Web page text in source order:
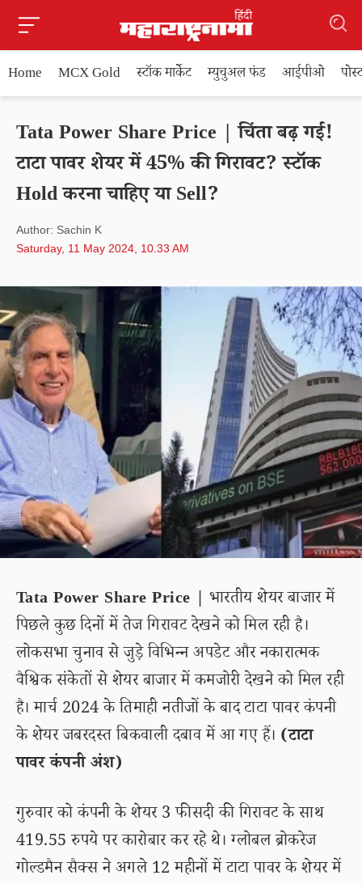
Home MCX Gold स्टॉक मार्केट म्युचुअल फंड आईपीओ
Tata Power Share Price | चिंता बढ़ गई!
टाटा पावर शेयर में 45% की गिरावट? स्टॉक
Hold करना चाहिए या Sell?
Author: Sachin K
Saturday, 11 May 2024, 10.33 AM
Tata Power Share Price | भारतीय शेयर बाजार में
पिछले कुछ दिनों में तेज गिरावट देखने को मिल रही है।
लोकसभा चुनाव से जुड़े विभिन्न अपडेट और नकारात्मक
वैश्विक संकेतों से शेयर बाजार में कमजोरी देखने को मिल रही
है। मार्च 2024 के तिमाही नतीजों के बाद टाटा पावर कंपनी
के शेयर जबरदस्त बिकवाली दबाव में आ गए हैं। (टाटा
पावर कंपनी अंश)
गुरुवार को कंपनी के शेयर 3 फीसदी की गिरावट के साथ
419.55 रुपये पर कारोबार कर रहे थे। ग्लोबल ब्रोकरेज
गोल्डमैन सैक्स ने अगले 12 महीनों में टाटा पावर के शेयर में